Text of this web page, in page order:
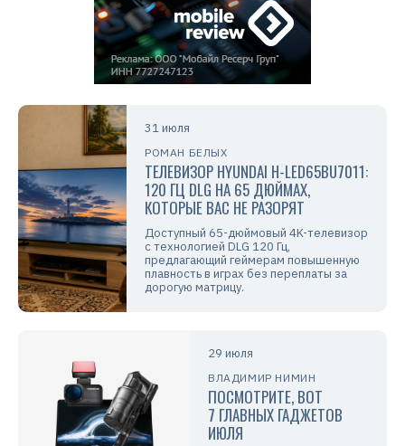
31 июля
РОМАН БЕЛЫХ
ТЕЛЕВИЗОР HYUNDAI H-LED65BU7011:
120 ГЦ DLG НА 65 ДЮЙМАХ,
КОТОРЫЕ ВАС НЕ РАЗОРЯТ
Доступный 65-дюймовый 4K-телевизор
с технологией DLG 120 Гц,
предлагающий геймерам повышенную
плавность в играх без переплаты за
дорогую матрицу.
29 июля
ВЛАДИМИР НИМИН
ПОСМОТРИТЕ, ВОТ
7 ГЛАВНЫХ ГАДЖЕТОВ
ИЮЛЯ